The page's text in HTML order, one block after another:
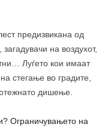
предизвикана од
на воздухот,
Луѓето кои имаат
стегање во градите,
дишење.
Ограничувањето на